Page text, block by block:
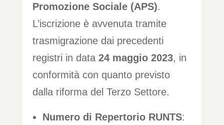
Promozione Sociale (APS).
L’iscrizione è avvenuta tramite
trasmigrazione dai precedenti
registri in data 24 maggio 2023, in
conformità con quanto previsto
dalla riforma del Terzo Settore.
Numero di Repertorio RUNTS: